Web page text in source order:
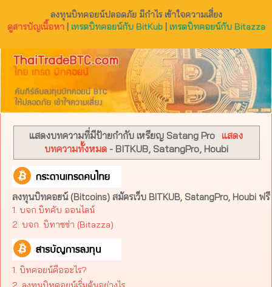
ลงทุนบิทคอยน์ปลอดภัย มีกำไร เข้าใจความเสี่ยง
ดูสารบัญเนื้อหา| เทรดบิทคอยน์กับ BitKub| เทรดบิทคอยน์กับ Bitazza
แสดงบทความที่มีป้ายกำกับ เหรียญ Satang Pro แสดง
บทความทั้งหมด- BITKUB, SatangPro, Houbi
ลงทุนบิทคอยน์ (Bitcoins) สมัครเว็บ BITKUB, SatangPro, Houbi ฟรี
1. บจก.บิทคับ ออนไลน์
2. บจก. บิทาซซ่า (Bitazza)​
1. บิทคอยน์คืออะไร?